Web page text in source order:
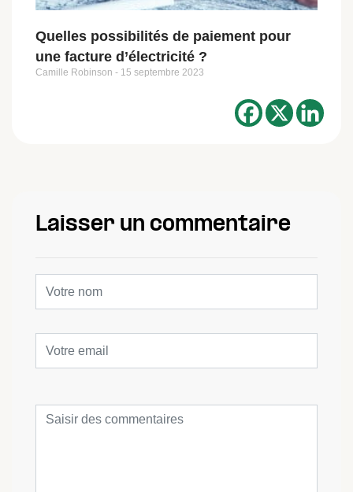
Quelles possibilités de paiement pour
une facture d’électricité ?
Camille Robinson 15 septembre 2023
Laisser un commentaire